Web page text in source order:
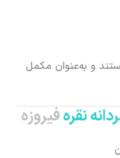
و به‌عنوان مکمل
نقرهفیروزه